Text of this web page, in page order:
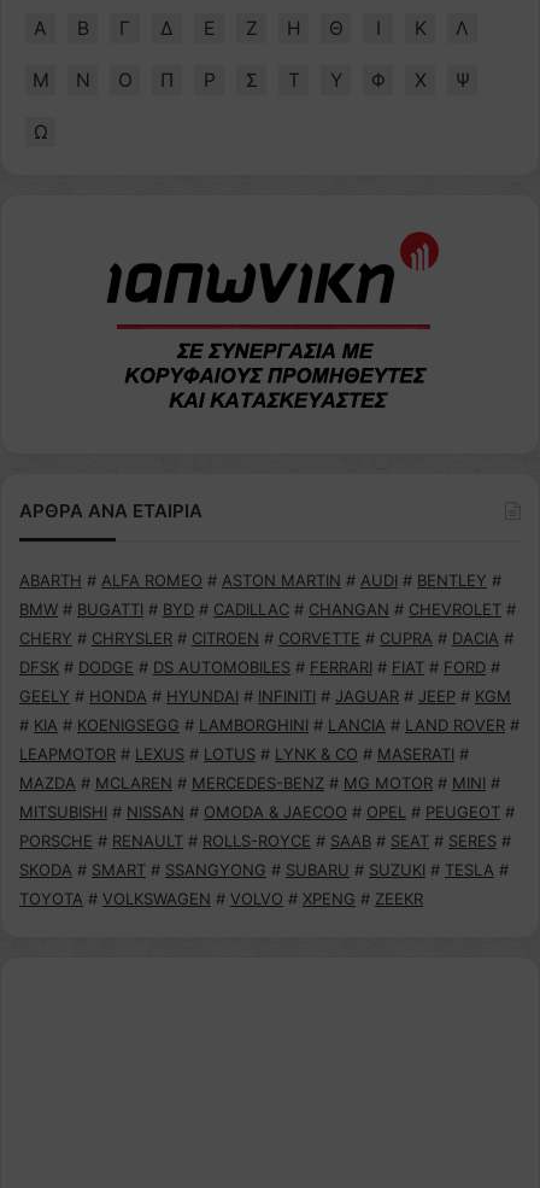
Α Β Γ Δ Ε Ζ Η Θ Ι Κ Λ
Μ Ν Ο Π Ρ Σ Τ Υ Φ Χ Ψ
Ω
ΑΡΘΡΑ ΑΝΑ ΕΤΑΙΡΙΑ
ABARTH # ALFA ROMEO # ASTON MARTIN # AUDI # BENTLEY #
BMW # BUGATTI # BYD # CADILLAC # CHANGAN # CHEVROLET #
CHERY # CHRYSLER # CITROEN # CORVETTE # CUPRA # DACIA #
DFSK # DODGE # DS AUTOMOBILES # FERRARI # FIAT # FORD #
GEELY # HONDA # HYUNDAI # INFINITI # JAGUAR # JEEP # KGM
# KIA # KOENIGSEGG # LAMBORGHINI # LANCIA # LAND ROVER #
LEAPMOTOR # LEXUS # LOTUS # LYNK & CO # MASERATI #
MAZDA # MCLAREN # MERCEDES-BENZ # MG MOTOR # MINI #
MITSUBISHI # NISSAN # OMODA & JAECOO # OPEL # PEUGEOT #
PORSCHE # RENAULT # ROLLS-ROYCE # SAAB # SEAT # SERES #
SKODA # SMART # SSANGYONG # SUBARU # SUZUKI # TESLA #
TOYOTA # VOLKSWAGEN # VOLVO # XPENG # ZEEKR